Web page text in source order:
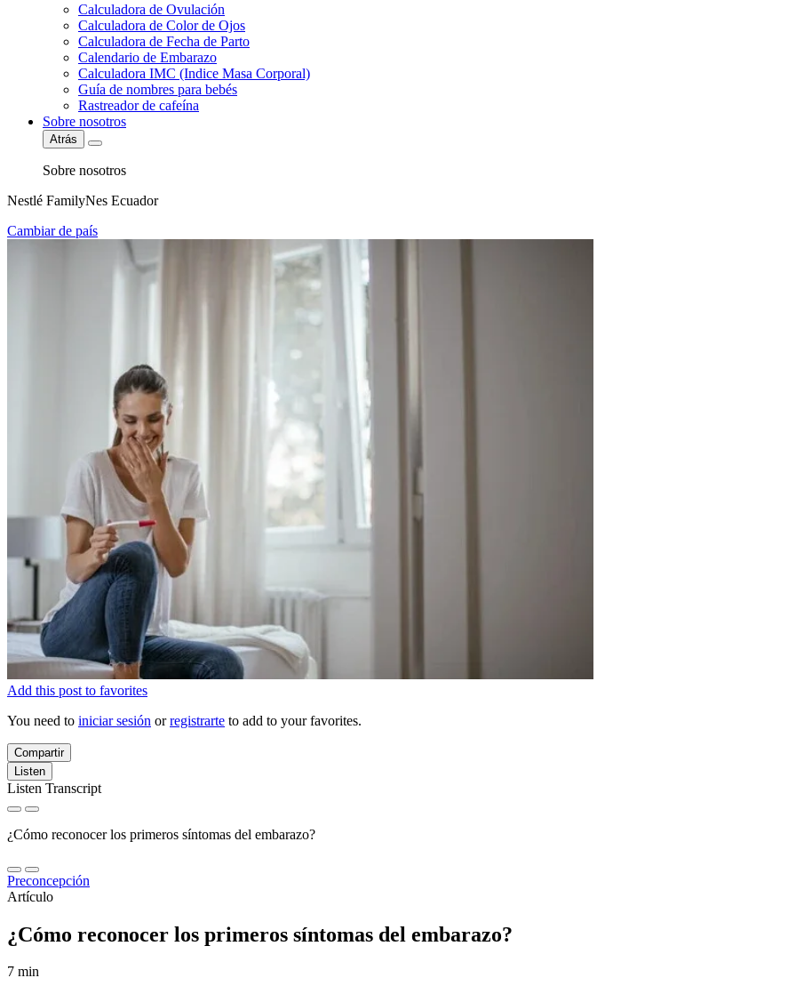
Calculadora de Ovulación
Calculadora de Color de Ojos
Calculadora de Fecha de Parto
Calendario de Embarazo
Calculadora IMC (Indice Masa Corporal)
Guía de nombres para bebés
Rastreador de cafeína
Sobre nosotros
Atrás
Sobre nosotros
Nestlé FamilyNes Ecuador
Cambiar de país
Add this post to favorites
You need to iniciar sesión orregistrarte to add to your favorites.
Compartir
Listen
Listen Transcript
¿Cómo reconocer los primeros síntomas del embarazo?
Preconcepción
Artículo
¿Cómo reconocer los primeros síntomas del embarazo?
7 min